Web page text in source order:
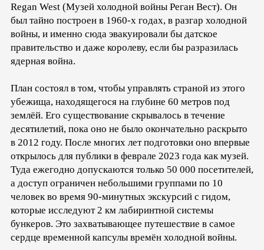
Regan West (Музей холодной войны Реган Вест). Он
был тайно построен в 1960-х годах, в разгар холодной
войны, и именно сюда эвакуировали бы датское
правительство и даже королеву, если бы разразилась
ядерная война.
План состоял в том, чтобы управлять страной из этого
убежища, находящегося на глубине 60 метров под
землёй. Его существование скрывалось в течение
десятилетий, пока оно не было окончательно раскрыто
в 2012 году. После многих лет подготовки оно впервые
открылось для публики в феврале 2023 года как музей.
Туда ежегодно допускаются только 50 000 посетителей,
а доступ ограничен небольшими группами по 10
человек во время 90-минутных экскурсий с гидом,
которые исследуют 2 км лабиринтной системы
бункеров. Это захватывающее путешествие в самое
сердце временной капсулы времён холодной войны.